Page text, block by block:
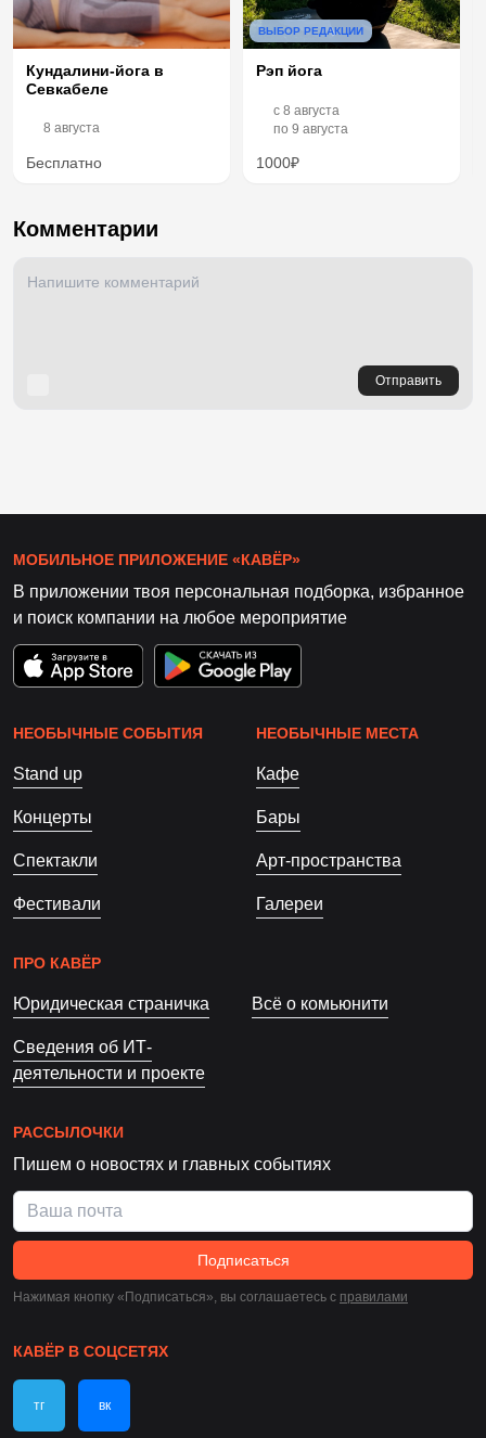
Кундалини-йога в
Севкабеле
8 августа
Бесплатно
ВЫБОР РЕДАКЦИИ
Рэп йога
c 8 августа
по 9 августа
1000₽
Комментарии
Отправить
МОБИЛЬНОЕ ПРИЛОЖЕНИЕ «КАВЁР»
В приложении твоя персональная подборка, избранное
и поиск компании на любое мероприятие
НЕОБЫЧНЫЕ СОБЫТИЯ
Stand up
Концерты
Спектакли
Фестивали
НЕОБЫЧНЫЕ МЕСТА
Кафе
Бары
Арт-пространства
Галереи
ПРО КАВЁР
Юридическая страничка Всё о комьюнити
Сведения об ИТ-
деятельности и проекте
РАССЫЛОЧКИ
Пишем о новостях и главных событиях
Подписаться
Нажимая кнопку «Подписаться», вы соглашаетесь c правилами
КАВЁР В СОЦСЕТЯХ
тг вк